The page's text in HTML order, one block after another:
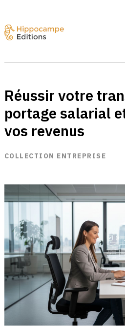
Réussir votre
portage salarial
vos revenus
COLLECTION ENTREPRISE